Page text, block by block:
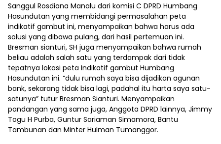
Sanggul Rosdiana Manalu dari komisi C DPRD Humbang
Hasundutan yang membidangi permasalahan peta
indikatif gambut ini, menyampaikan bahwa harus ada
solusi yang dibawa pulang, dari hasil pertemuan ini.
Bresman sianturi, SH juga menyampaikan bahwa rumah
beliau adalah salah satu yang terdampak dari tidak
tepatnya lokasi peta Indikatif gambut Humbang
Hasundutan ini. “dulu rumah saya bisa dijadikan agunan
bank, sekarang tidak bisa lagi, padahal itu harta saya satu-
satunya” tutur Bresman Sianturi. Menyampaikan
pandangan yang sama juga, Anggota DPRD lainnya, Jimmy
Togu H Purba, Guntur Sariaman Simamora, Bantu
Tambunan dan Minter Hulman Tumanggor.